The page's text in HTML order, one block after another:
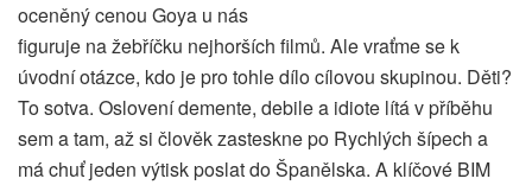
oceněný cenou Goya u nás
figuruje na žebříčku nejhorších filmů. Ale vraťme se k
úvodní otázce, kdo je pro tohle dílo cílovou skupinou. Děti?
To sotva. Oslovení demente, debile a idiote lítá v příběhu
sem a tam, až si člověk zasteskne po Rychlých šípech a
má chuť jeden výtisk poslat do Španělska. A klíčové BIM